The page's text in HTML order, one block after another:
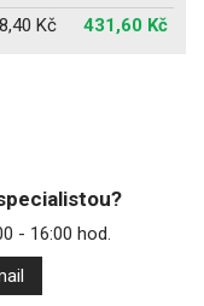
Kč 431,60 Kč
- 16:00 hod.